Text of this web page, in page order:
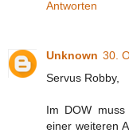
Antworten
Unknown 30.
Servus Robby,
Im DOW
einer weiteren